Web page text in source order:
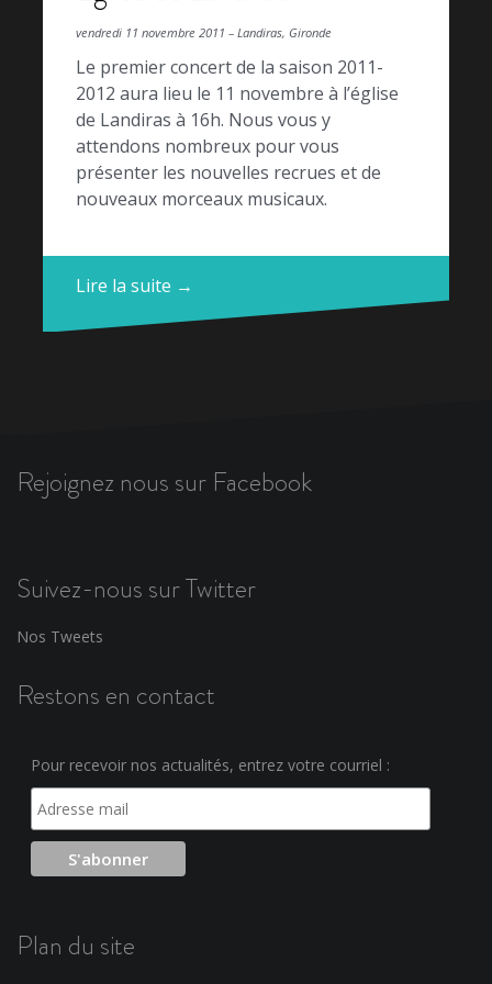
vendredi 11 novembre 2011 – Landiras, Gironde
Le premier concert de la saison 2011-
2012 aura lieu le 11 novembre à l’église
de Landiras à 16h. Nous vous y
attendons nombreux pour vous
présenter les nouvelles recrues et de
nouveaux morceaux musicaux.
Lire la suite →
Rejoignez nous sur Facebook
Suivez-nous sur Twitter
Nos Tweets
Restons en contact
Pour recevoir nos actualités, entrez votre courriel :
Plan du site